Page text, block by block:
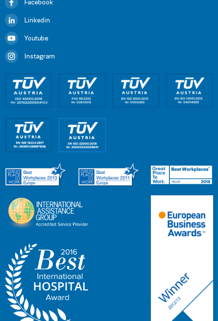
Facebook
Linkedin
Youtube
Instagram